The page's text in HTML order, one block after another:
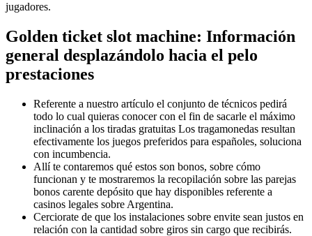
jugadores.
Golden ticket slot machine: Información
general desplazándolo hacia el pelo
prestaciones
Referente a nuestro artículo el conjunto de técnicos pedirá
todo lo cual quieras conocer con el fin de sacarle el máximo
inclinación a los tiradas gratuitas Los tragamonedas resultan
efectivamente los juegos preferidos para españoles, soluciona
con incumbencia.
Allí te contaremos qué estos son bonos, sobre cómo
funcionan y te mostraremos la recopilación sobre las parejas
bonos carente depósito que hay disponibles referente a
casinos legales sobre Argentina.
Cerciorate de que los instalaciones sobre envite sean justos en
relación con la cantidad sobre giros sin cargo que recibirás.